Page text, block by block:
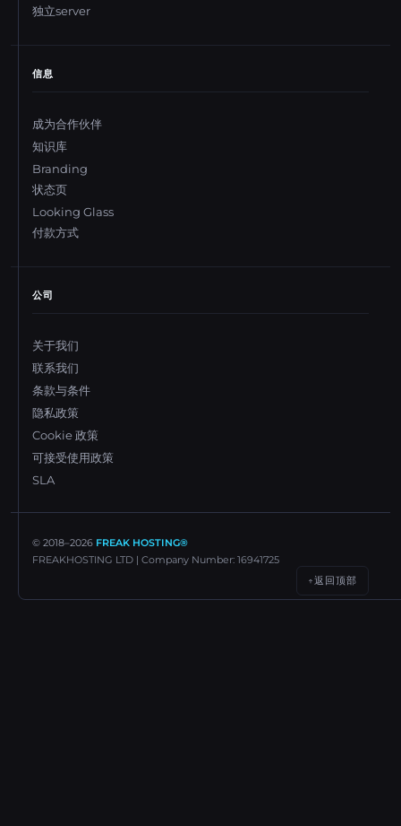
独立server
信息
成为合作伙伴
知识库
Branding
状态页
Looking Glass
付款方式
公司
关于我们
联系我们
条款与条件
隐私政策
Cookie 政策
可接受使用政策
SLA
© 2018–2026 FREAK HOSTING®
FREAKHOSTING LTD | Company Number: 16941725
↑返回顶部